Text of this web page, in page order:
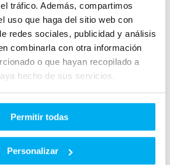
tráfico. Además, compartimos
uso que haga del sitio web con
redes sociales, publicidad y análisis
combinarla con otra información
o que hayan recopilado a
hecho de sus servicios.
Permitir todas
Personalizar
Condiciones legalesy lapolítica de
HUERTAS me informe sobre sus